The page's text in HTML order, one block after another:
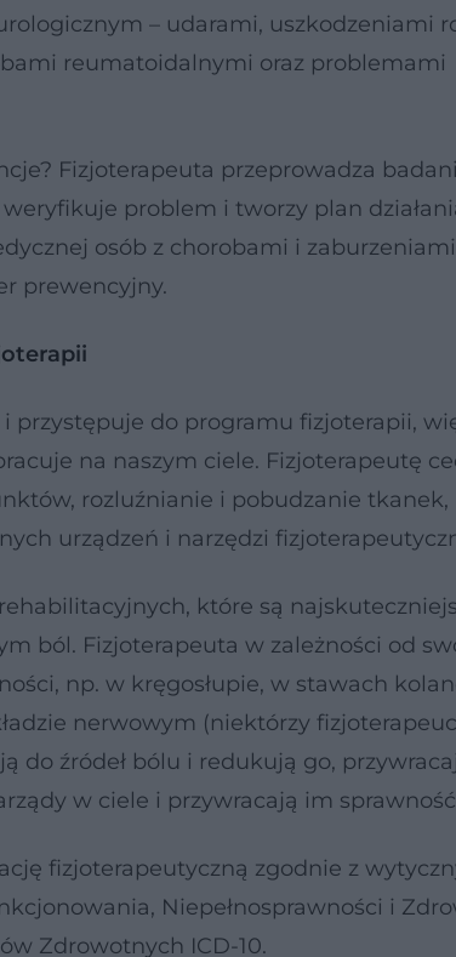
– udarami, uszkodzeniami
reumatoidalnymi oraz problemami
Fizjoterapeuta przeprowadza
problem i tworzy plan
osób z chorobami i
prewencyjny.
do programu fizjoterapii,
na naszym ciele. Fizjoterapeutę
rozluźnianie i pobudzanie tkanek,
urządzeń i narzędzi
które są
ból. Fizjoterapeuta w zależności od
np. w kręgosłupie, w stawach
nerwowym (niektórzy
do źródeł bólu i redukują go,
w ciele i przywracają im
fizjoterapeutyczną zgodnie z
Niepełnosprawności i
Zdrowotnych ICD-10.